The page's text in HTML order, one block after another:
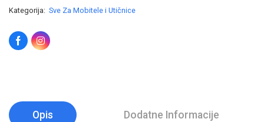
Kategorija: Sve Za Mobitele i Utičnice
Opis Dodatne Informacije